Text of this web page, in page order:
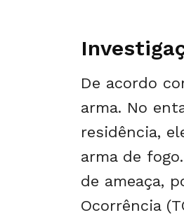
De acordo
arma. No
residência,
arma de
de ameaça,
Ocorrência